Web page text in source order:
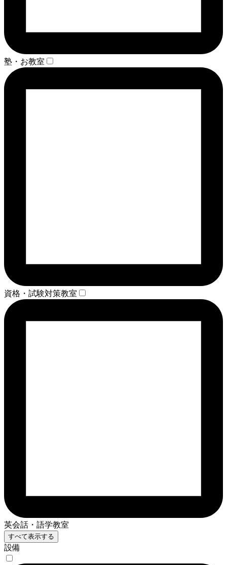
塾・お教室
資格・試験対策教室
英会話・語学教室
すべて表示する
設備